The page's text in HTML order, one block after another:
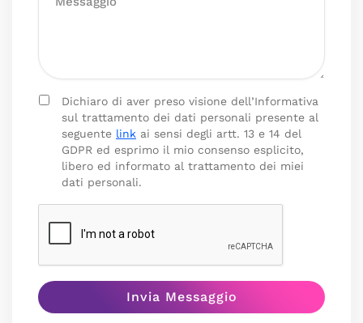
Dichiaro di aver preso visione dell’Informativa
sul trattamento dei dati personali presente al
seguente link ai sensi degli artt. 13 e 14 del
GDPR ed esprimo il mio consenso esplicito,
libero ed informato al trattamento dei miei
dati personali.